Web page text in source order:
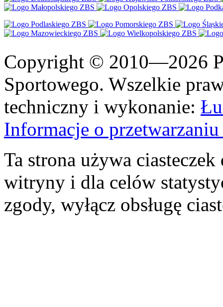
Copyright © 2010—2026
Sportowego. Wszelkie
techniczny i wykonanie:
Informacje o
Ta strona używa
witryny i dla celów
zgody, wyłącz obsługę